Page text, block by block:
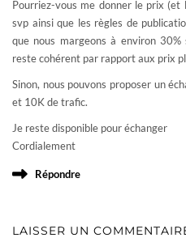
Pourriez-vous me donner le prix
svp ainsi que les règles de
que nous margeons à environ
reste cohérent par rapport aux prix
Sinon, nous pouvons proposer un
et 10K de trafic.
Je reste disponible pour échanger
Cordialement
Répondre
LAISSER UN